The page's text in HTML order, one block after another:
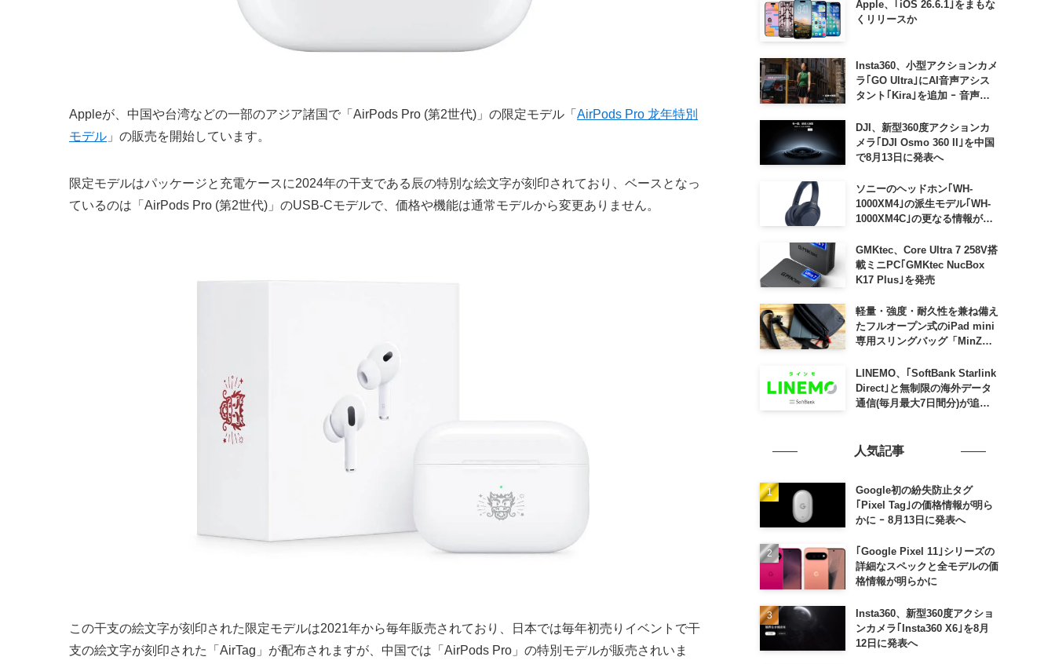
Appleが、中国や台湾などの一部のアジア諸国で「AirPods Pro (第2世代)」の限定モデル「 AirPods Pro 龙年特別
モデル 」の販売を開始しています。
限定モデルはパッケージと充電ケースに2024年の干支である辰の特別な絵文字が刻印されており、ベースとなっ
ているのは「AirPods Pro (第2世代)」のUSB-Cモデルで、価格や機能は通常モデルから変更ありません。
この干支の絵文字が刻印された限定モデルは2021年から毎年販売されており、日本では毎年初売りイベントで干
支の絵文字が刻印された「AirTag」が配布されますが、中国では「AirPods Pro」の特別モデルが販売されいま
Apple、｢iOS 26.6.1｣をまもな
くリリースか
Insta360、小型アクションカメ
ラ｢GO Ultra｣にAI音声アシス
タント｢Kira｣を追加 ｰ 音声で
などが利用可能に
DJI、新型360度アクションカ
メラ｢DJI Osmo 360 II｣を中国
で8月13日に発表へ
ソニーのヘッドホン｢WH-
1000XM4｣の派生モデル｢WH-
1000XM4C｣の更なる情報が明
GMKtec、Core Ultra 7 258V搭
載ミニPC｢GMKtec NucBox
K17 Plus｣を発売
軽量・強度・耐久性を兼ね備え
たフルオープン式のiPad mini
専用スリングバッグ「MinZ
発売
LINEMO、｢SoftBank Starlink
Direct｣と無制限の海外データ
通信(毎月最大7日間分)が追加
人気記事
Google初の紛失防止タグ
｢Pixel Tag｣の価格情報が明ら
かに ｰ 8月13日に発表へ
｢Google Pixel 11｣シリーズの
詳細なスペックと全モデルの価
格情報が明らかに
Insta360、新型360度アクショ
ンカメラ｢Insta360 X6｣を8月
12日に発表へ